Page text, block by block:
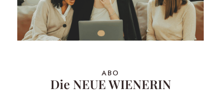
ABO
Die NEUE WIENERIN